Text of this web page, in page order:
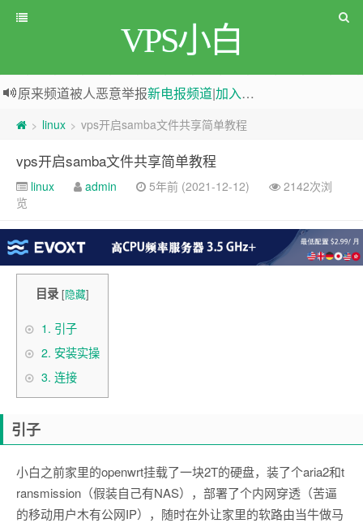
VPS小白
原来频道被人恶意举报新电报频道|加入电报群
greenwebpage|香港|日本|新加坡|美国等多地vps测评|移动直连|1Gbps带宽|年付€29
> linux > vps开启samba文件共享简单教程
vps开启samba文件共享简单教程
linux admin 5年前 (2021-12-12)
2142次浏
览
目录 [隐藏]
1. 引子
2. 安装实操
3. 连接
引子
小白之前家里的openwrt挂载了一块2T的硬盘，装了个aria2和t
ransmission（假装自己有NAS），部署了个内网穿透（苦逼
的移动用户木有公网IP），随时在外让家里的软路由当牛做马